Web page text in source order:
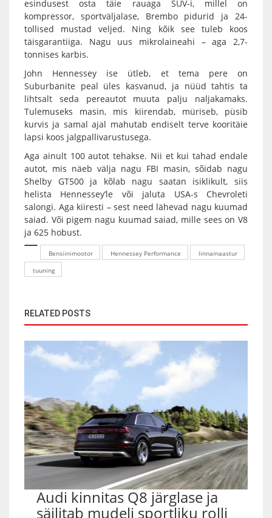
esindusest osta täie rauaga SUV-i, millel on
kompressor, sportväljalase, Brembo pidurid ja 24-
tollised mustad veljed. Ning kõik see tuleb koos
täisgarantiiga. Nagu uus mikrolaineahi – aga 2,7-
tonnises karbis.
John Hennessey ise ütleb, et tema pere on
Suburbanite peal üles kasvanud, ja nüüd tahtis ta
lihtsalt seda pereautot muuta palju naljakamaks.
Tulemuseks masin, mis kiirendab, müriseb, püsib
kurvis ja samal ajal mahutab endiselt terve kooritäie
lapsi koos jalgpallivarustusega.
Aga ainult 100 autot tehakse. Nii et kui tahad endale
autot, mis näeb välja nagu FBI masin, sõidab nagu
Shelby GT500 ja kõlab nagu saatan isiklikult, siis
helista Hennessey’le või jaluta USA-s Chevroleti
salongi. Aga kiiresti – sest need lähevad nagu kuumad
saiad. Või pigem nagu kuumad saiad, mille sees on V8
ja 625 hobust.
Bensiinimootor Hennessey Performance
linnamaastur
tuuning
RELATED POSTS
Audi kinnitas Q8 järglase ja
säilitab mudeli sportliku rolli